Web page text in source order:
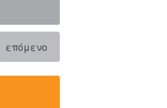
επόμενο